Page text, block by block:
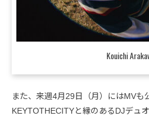
Kouichi
また、来週4月29日（月）にはMVも
KEYTOTHECITYと縁のあるDJデュ